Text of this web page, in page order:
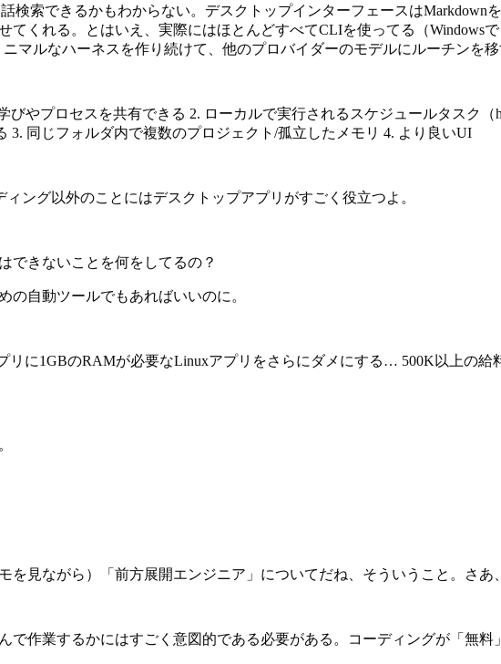
検索できるかもわからない。デスクトップインターフェースは
てくれる。とはいえ、実際にはほとんどすべてCLIを使ってる（Windows
ニマルなハーネスを作り続けて、他のプロバイダーのモデルにルーチンを
やプロセスを共有できる 2. ローカルで実行されるスケジュールタスク（
3. 同じフォルダ内で複数のプロジェクト/孤立したメモリ 4. より良いUI
ング以外のことにはデスクトップアプリがすごく役立つよ。
できないことを何をしてるの？
の自動ツールでもあればいいのに。
リに1GBのRAMが必要なLinuxアプリをさらにダメにする… 500K以上の
を見ながら）「前方展開エンジニア」についてだね、そういうこと。さあ
で作業するかにはすごく意図的である必要がある。コーディングが「無